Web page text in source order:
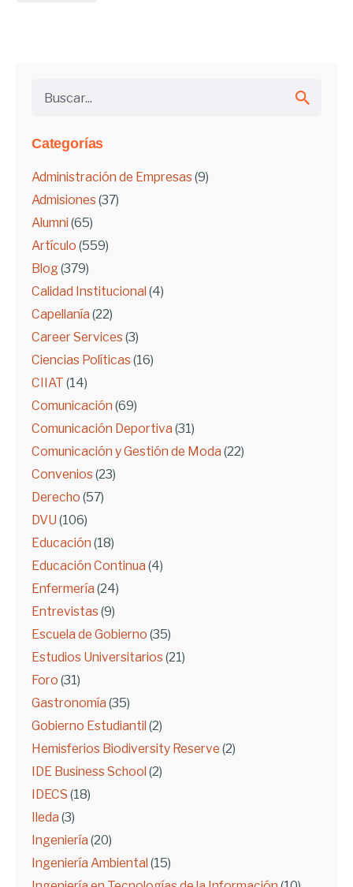
Categorías
Administración de Empresas (9)
Admisiones (37)
Alumni (65)
Artículo (559)
Blog(379)
Calidad Institucional (4)
Capellanía (22)
Career Services (3)
Ciencias Políticas (16)
CIIAT (14)
Comunicación (69)
Comunicación Deportiva (31)
Comunicación y Gestión de Moda (22)
Convenios (23)
Derecho (57)
DVU (106)
Educación (18)
Educación Continua (4)
Enfermería (24)
Entrevistas (9)
Escuela de Gobierno (35)
Estudios Universitarios (21)
Foro (31)
Gastronomía (35)
Gobierno Estudiantil (2)
Hemisferios Biodiversity Reserve (2)
IDE Business School (2)
IDECS (18)
Ileda (3)
Ingeniería (20)
Ingeniería Ambiental (15)